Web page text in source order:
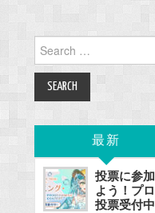
Search
for:
最新
投票に参
よう！プ
投票受付中